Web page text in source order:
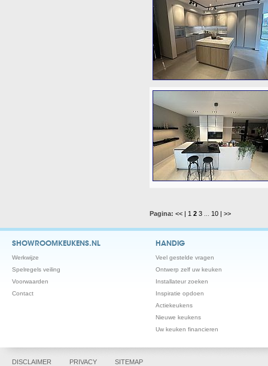
Pagina: << | 1 2 3 10 | >>
SHOWROOMKEUKENS.NL
Werkwijze
Spelregels veiling
Voorwaarden
Contact
HANDIG
Veel gestelde vragen
Ontwerp zelf uw keuken
Installateur zoeken
Inspiratie opdoen
Actiekeukens
Nieuwe keukens
Uw keuken financieren
DISCLAIMER PRIVACY SITEMAP